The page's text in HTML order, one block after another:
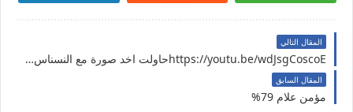
المقال التالي
https://youtu.be/wdJsgCoscoEحاولت اخد صورة مع النسناس (هاجم الموبايل)
المقال السابق
مؤمن علام 79%